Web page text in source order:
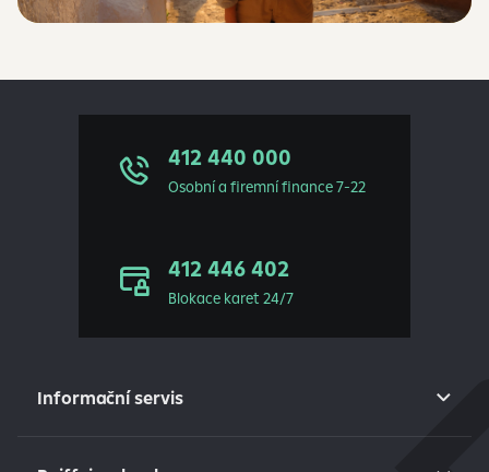
412 440 000
Osobní a firemní finance 7-22
412 446 402
Blokace karet 24/7
Informační servis